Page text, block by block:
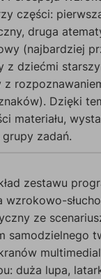
części:
druga
(najbardziej
z dziećmi
z
Dzięki
materiału,
zadań.
zestawu
wzrokowo-
ze
samodzielnego
duża lupa,